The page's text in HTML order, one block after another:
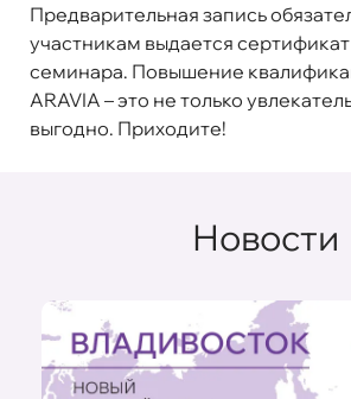
Предварительная запись
участникам выдается
семинара. Повышение
ARAVIA – это не только
выгодно. Приходите!
Новости